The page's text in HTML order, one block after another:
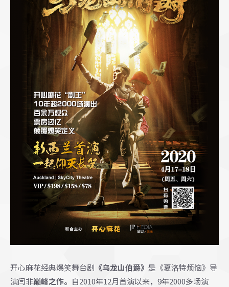
开心麻花经典爆笑舞台剧 《乌龙山伯爵》 是《夏洛特烦恼》导
演闫非巅峰之作。 自2010年12月首演以来，9年2000多场演